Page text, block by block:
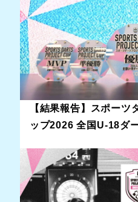
【結果報告】スポーツ
ップ2026 全国U-18ダ